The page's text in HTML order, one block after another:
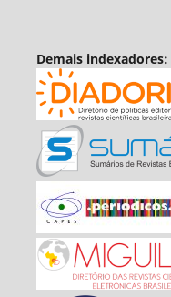
Demais indexadores: